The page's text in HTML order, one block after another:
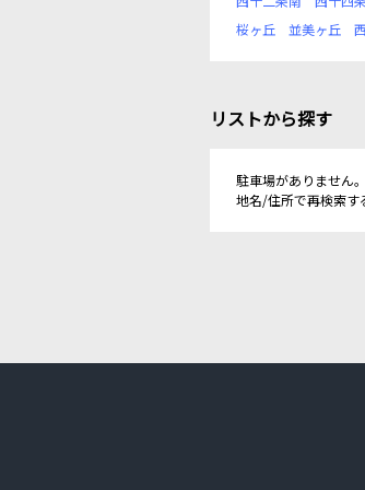
桜ヶ丘
並美ヶ丘
リストから探す
駐車場がありません。
地名/住所で再検索す